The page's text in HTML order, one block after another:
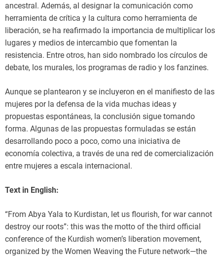
ancestral. Además, al designar la comunicación como
herramienta de crítica y la cultura como herramienta de
liberación, se ha reafirmado la importancia de multiplicar los
lugares y medios de intercambio que fomentan la
resistencia. Entre otros, han sido nombrado los círculos de
debate, los murales, los programas de radio y los fanzines.
Aunque se plantearon y se incluyeron en el manifiesto de las
mujeres por la defensa de la vida muchas ideas y
propuestas espontáneas, la conclusión sigue tomando
forma. Algunas de las propuestas formuladas se están
desarrollando poco a poco, como una iniciativa de
economía colectiva, a través de una red de comercialización
entre mujeres a escala internacional.
Text in English:
“From Abya Yala to Kurdistan, let us flourish, for war cannot
destroy our roots”: this was the motto of the third official
conference of the Kurdish women’s liberation movement,
organized by the Women Weaving the Future network—the